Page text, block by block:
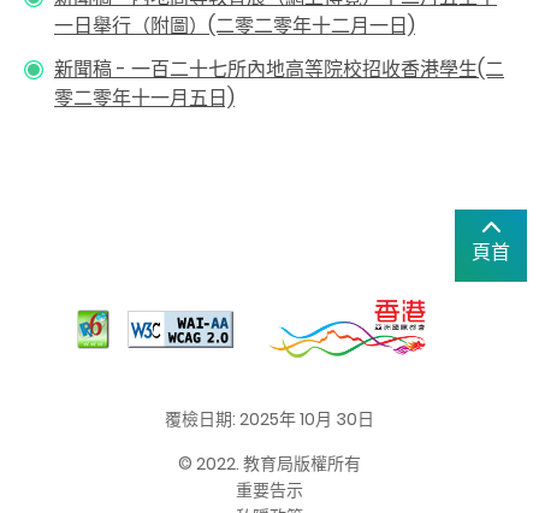
一日舉行（附圖）(二零二零年十二月一日)
新聞稿 - 一百二十七所內地高等院校招收香港學生(二
零二零年十一月五日)
頁首
覆檢日期: 2025年 10月 30日
© 2022. 教育局版權所有
重要告示